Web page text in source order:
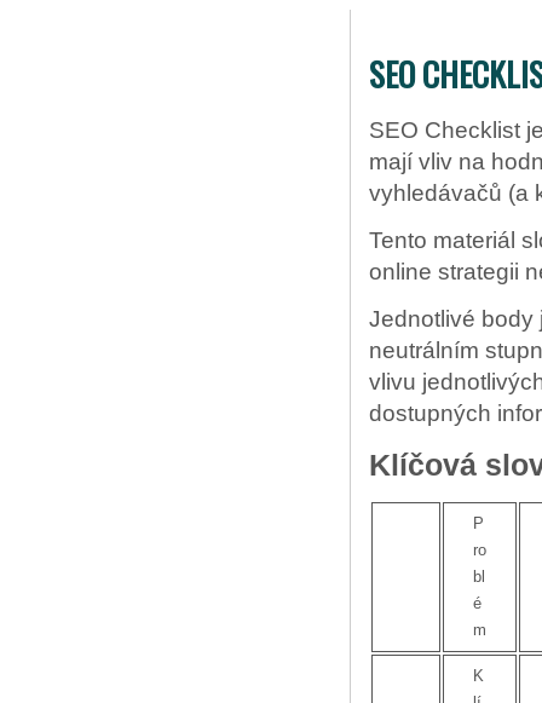
SEO
SEO Checklist
mají vliv na
vyhledávačů (a
Tento materiál
online strategii
Jednotlivé body
neutrálním
vlivu
dostupných
Klíčová
P
ro
bl
é
m
K